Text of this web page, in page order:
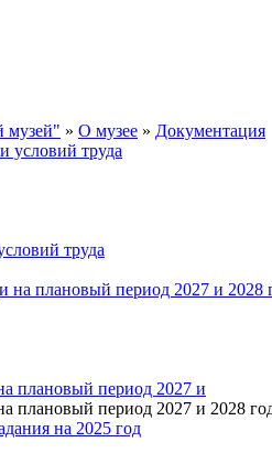
музей" » О музее » Документация
труда
плановый период 2027 и
плановый период 2027 и 2028